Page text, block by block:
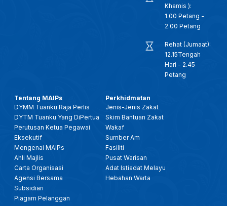
Khamis ):
1.00 Petang -
2.00 Petang
Rehat (Jumaat):
12.15Tengah
Hari - 2.45
Petang
Tentang MAIPs
DYMM Tuanku Raja Perlis
DYTM Tuanku Yang DiPertua
Perutusan Ketua Pegawai
Eksekutif
Mengenai MAIPs
Ahli Majlis
Carta Organisasi
Agensi Bersama
Subsidiari
Piagam Pelanggan
Perkhidmatan
Jenis-Jenis Zakat
Skim Bantuan Zakat
Wakaf
Sumber Am
Fasiliti
Pusat Warisan
Adat Istiadat Melayu
Hebahan Warta